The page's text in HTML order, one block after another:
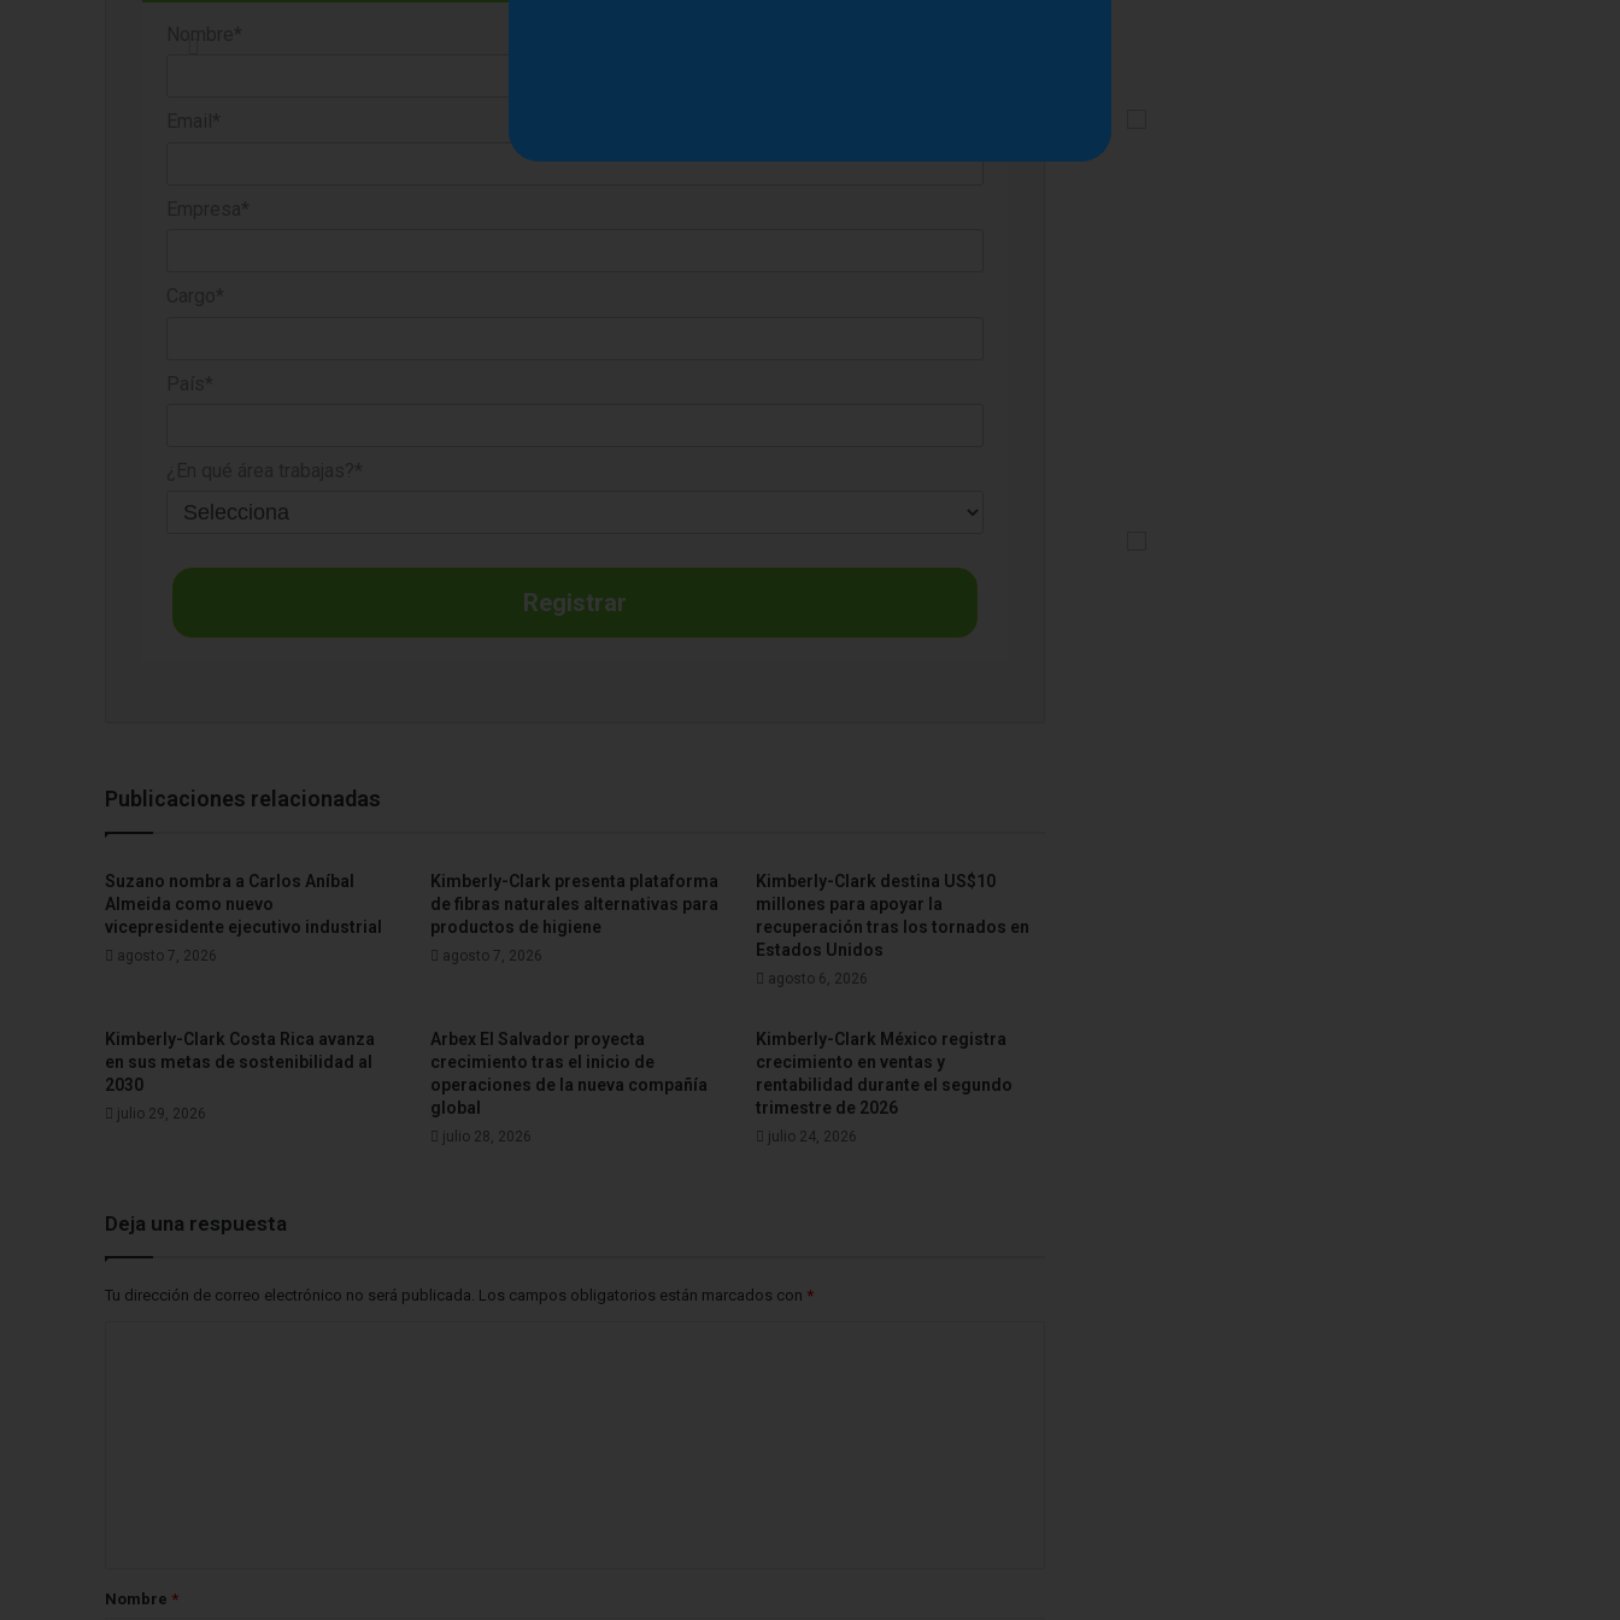
Registrar
Publicaciones relacionadas
Suzano nombra a Carlos Aníbal
Almeida como nuevo
vicepresidente ejecutivo industrial
agosto 7, 2026
Kimberly-Clark presenta plataforma
de fibras naturales alternativas para
productos de higiene
agosto 7, 2026
Kimberly-Clark destina US$10
millones para apoyar la
recuperación tras los tornados en
Estados Unidos
agosto 6, 2026
Kimberly-Clark Costa Rica avanza
en sus metas de sostenibilidad al
2030
julio 29, 2026
Arbex El Salvador proyecta
crecimiento tras el inicio de
operaciones de la nueva compañía
global
julio 28, 2026
Kimberly-Clark México registra
crecimiento en ventas y
rentabilidad durante el segundo
trimestre de 2026
julio 24, 2026
Deja una respuesta
Tu dirección de correo electrónico no será publicada. Los campos obligatorios están marcados con *
rNombre *